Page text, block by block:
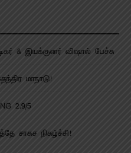
& இயக்குனர் விஷால் பேச்சு
மாநாடு!
2.9/5
சாகச நிகழ்ச்சி!